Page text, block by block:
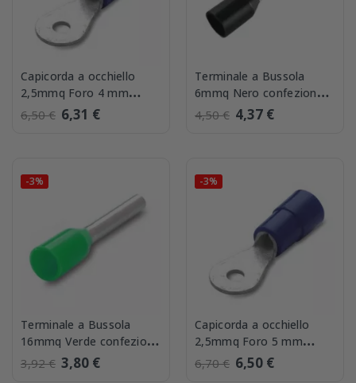
Capicorda a occhiello
2,5mmq Foro 4 mm
confezione 100 BMM
6,50 € 6,31 €
Terminale a Bussola
6mmq Nero confezione
100 pezzi BMM 00510
4,50 € 4,37 €
-3%
Terminale a Bussola
16mmq Verde confezione
50 pezzi BMM 00514
3,92 € 3,80 €
-3%
Capicorda a occhiello
2,5mmq Foro 5 mm
confezione 100 BMM
00225
6,70 € 6,50 €